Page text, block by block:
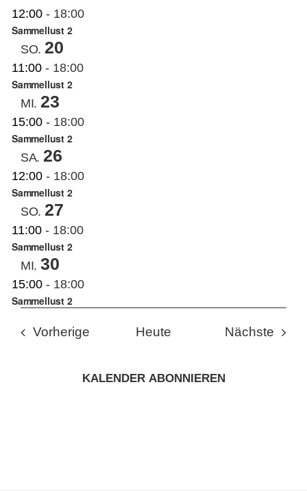
12:00 - 18:00
Sammellust 2
SO. 20
11:00 - 18:00
Sammellust 2
MI. 23
15:00 - 18:00
Sammellust 2
SA. 26
12:00 - 18:00
Sammellust 2
SO. 27
11:00 - 18:00
Sammellust 2
MI. 30
15:00 - 18:00
Sammellust 2
Vorherige Veranstaltungen
Heute Nächste
KALENDER ABONNIEREN